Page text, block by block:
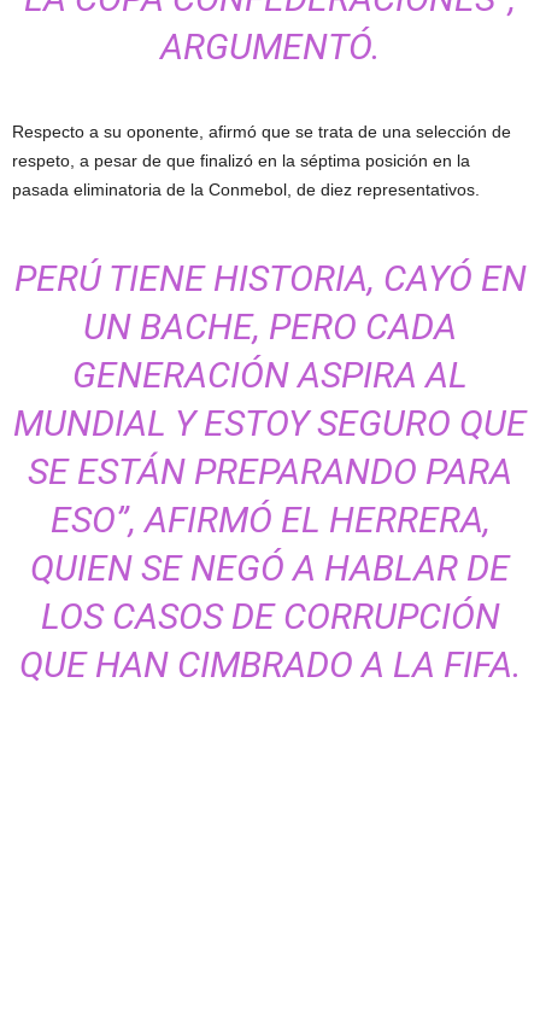
ARGUMENTÓ.
Respecto a su oponente, afirmó que se trata de una selección de
respeto, a pesar de que finalizó en la séptima posición en la
pasada eliminatoria de la Conmebol, de diez representativos.
PERÚ TIENE HISTORIA, CAYÓ EN
UN BACHE, PERO CADA
GENERACIÓN ASPIRA AL
MUNDIAL Y ESTOY SEGURO QUE
SE ESTÁN PREPARANDO PARA
ESO”, AFIRMÓ EL HERRERA,
QUIEN SE NEGÓ A HABLAR DE
LOS CASOS DE CORRUPCIÓN
QUE HAN CIMBRADO A LA FIFA.